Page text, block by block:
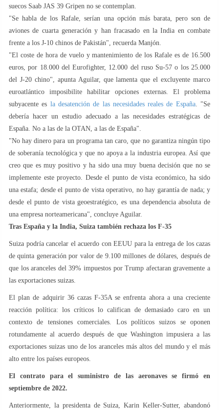
suecos Saab JAS 39 Gripen no se contemplan.
"Se habla de los Rafale, serían una opción más barata, pero son de
aviones de cuarta generación y han fracasado en la India en combate
frente a los J-10 chinos de Pakistán", recuerda Manjón.
"El coste de hora de vuelo y mantenimiento de los Rafale es de 16.500
euros, por 18.000 del Eurofighter, 12.000 del ruso Su-57 o los 25.000
del J-20 chino", apunta Aguilar, que lamenta que el excluyente marco
euroatlántico imposibilite habilitar opciones externas. El problema
subyacente es la desatención de las necesidades reales de España. "Se
debería hacer un estudio adecuado a las necesidades estratégicas de
España. No a las de la OTAN, a las de España".
"No hay dinero para un programa tan caro, que no garantiza ningún tipo
de soberanía tecnológica y que no apoya a la industria europea. Así que
creo que es muy positivo y ha sido una muy buena decisión que no se
implemente este proyecto. Desde el punto de vista económico, ha sido
una estafa; desde el punto de vista operativo, no hay garantía de nada; y
desde el punto de vista geoestratégico, es una dependencia absoluta de
una empresa norteamericana", concluye Aguilar.
Tras España y la India, Suiza también rechaza los F-35
Suiza podría cancelar el acuerdo con EEUU para la entrega de los cazas
de quinta generación por valor de 9.100 millones de dólares, después de
que los aranceles del 39% impuestos por Trump afectaran gravemente a
las exportaciones suizas.
El plan de adquirir 36 cazas F-35A se enfrenta ahora a una creciente
reacción política: los críticos lo califican de demasiado caro en un
contexto de tensiones comerciales. Los políticos suizos se oponen
rotundamente al acuerdo después de que Washington impusiera a las
exportaciones suizas uno de los aranceles más altos del mundo y el más
alto entre los países europeos.
El contrato para el suministro de las aeronaves se firmó en
septiembre de 2022.
Anteriormente, la presidenta de Suiza, Karin Keller-Sutter, abandonó